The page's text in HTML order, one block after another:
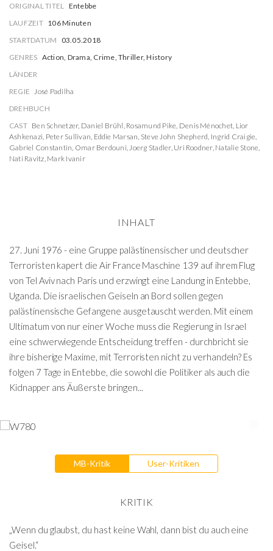
ORIGINAL TITEL Entebbe
LAUFZEIT 106 Minuten
STARTDATUM
03.05.2018
GENRES Action, Drama, Crime, Thriller, History
LÄNDER
REGIE José Padilha
DREHBUCH
CAST Ben Schnetzer, Daniel Brühl, Rosamund Pike, Denis Ménochet, Lior
Ashkenazi, Peter Sullivan, Eddie Marsan, Steve John Shepherd, Ingrid Craigie,
Gabriel Constantin, Omar Berdouni,Joerg Stadler, Uri Roodner, Natalie Stone,
Nati Ravitz, Mark Ivanir
INHALT
27. Juni 1976 - eine Gruppe palästinensischer und deutscher
Terroristen kapert die Air France Maschine 139 auf ihrem Flug
von Tel Aviv nach Paris und erzwingt eine Landung in Entebbe,
Uganda. Die israelischen Geiseln an Bord sollen gegen
palästinensische Gefangene ausgetauscht werden. Mit einem
Ultimatum von nur einer Woche muss die Regierung in Israel
eine schwerwiegende Entscheidung treffen - durchbricht sie
ihre bisherige Maxime, mit Terroristen nicht zu verhandeln? Es
folgen 7 Tage in Entebbe, die sowohl die Politiker als auch die
Kidnapper ans Äußerste bringen...
MB-Kritik User-Kritiken
KRITIK
„Wenn du glaubst, du hast keine Wahl, dann bist du auch eine
Geisel.“